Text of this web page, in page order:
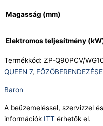
Magasság (mm)
Elektromos teljesítmény
Termékkód: ZP-Q90PCV/
QUEEN 7,
Baron
A beüzemeléssel, szervizzel
információk ITT érhetők el.